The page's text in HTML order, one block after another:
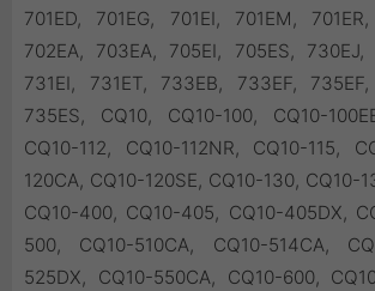
701ED, 701EG, 701EI, 701EM,
702EA, 703EA, 705EI, 705ES, 730EJ,
731EI, 731ET, 733EB, 733EF,
735ES, CQ10, CQ10-100, CQ10-
CQ10-112, CQ10-112NR, CQ10-115,
120CA, CQ10-120SE, CQ10-130, CQ10-
CQ10-400, CQ10-405, CQ10-405DX,
500, CQ10-510CA, CQ10-514CA,
525DX, CQ10-550CA, CQ10-600,